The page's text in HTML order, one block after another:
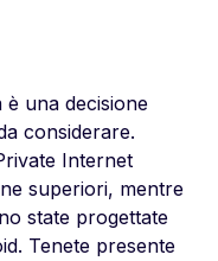
è una decisione
considerare.
Internet
superiori, mentre
state progettate
Tenete presente